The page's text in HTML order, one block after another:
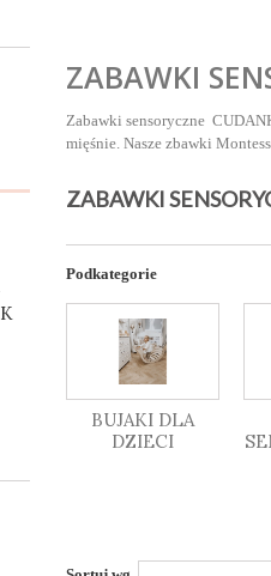
ZABAWKI
Zabawki sensoryczne
mięśnie. Nasze zbawki
ZABAWKI
Podkategorie
BUJAKI DLA
DZIECI